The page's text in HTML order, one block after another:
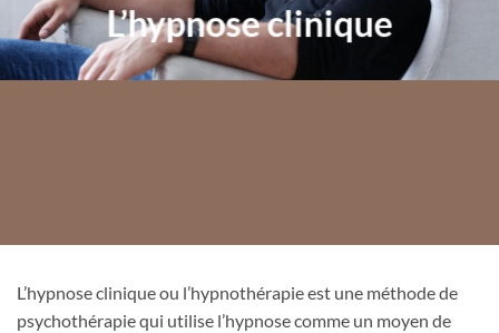
L’hypnose clinique
L’hypnose clinique ou l’hypnothérapie est une méthode de
psychothérapie qui utilise l’hypnose comme un moyen de